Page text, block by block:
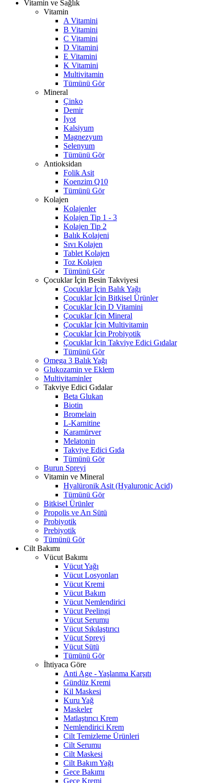
Vitamin ve Sağlık
Vitamin
A Vitamini
B Vitamini
C Vitamini
D Vitamini
E Vitamini
K Vitamini
Multivitamin
Tümünü Gör
Mineral
Çinko
Demir
İyot
Kalsiyum
Magnezyum
Selenyum
Tümünü Gör
Antioksidan
Folik Asit
Koenzim Q10
Tümünü Gör
Kolajen
Kolajenler
Kolajen Tip 1 - 3
Kolajen Tip 2
Balık Kolajeni
Sıvı Kolajen
Tablet Kolajen
Toz Kolajen
Tümünü Gör
Çocuklar İçin Besin Takviyesi
Çocuklar İçin Balık Yağı
Çocuklar İçin Bitkisel Ürünler
Çocuklar İçin D Vitamini
Çocuklar İçin Mineral
Çocuklar İçin Multivitamin
Çocuklar İçin Probiyotik
Çocuklar İçin Takviye Edici Gıdalar
Tümünü Gör
Omega 3 Balık Yağı
Glukozamin ve Eklem
Multivitaminler
Takviye Edici Gıdalar
Beta Glukan
Biotin
Bromelain
L-Karnitine
Karamürver
Melatonin
Takviye Edici Gıda
Tümünü Gör
Burun Spreyi
Vitamin ve Mineral
Hyalüronik Asit (Hyaluronic Acid)
Tümünü Gör
Bitkisel Ürünler
Propolis ve Arı Sütü
Probiyotik
Prebiyotik
Tümünü Gör
Cilt Bakımı
Vücut Bakımı
Vücut Yağı
Vücut Losyonları
Vücut Kremi
Vücut Bakım
Vücut Nemlendirici
Vücut Peelingi
Vücut Serumu
Vücut Sıkılaştırıcı
Vücut Spreyi
Vücut Sütü
Tümünü Gör
İhtiyaca Göre
Anti Age - Yaşlanma Karşıtı
Gündüz Kremi
Kil Maskesi
Kuru Yağ
Maskeler
Matlaştırıcı Krem
Nemlendirici Krem
Cilt Temizleme Ürünleri
Cilt Serumu
Cilt Maskesi
Cilt Bakım Yağı
Gece Bakımı
Gece Kremi